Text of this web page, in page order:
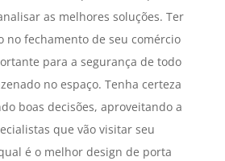
as melhores soluções. Ter
no fechamento de seu comércio
para a segurança de todo
no espaço. Tenha certeza
boas decisões, aproveitando a
que vão visitar seu
é o melhor design de porta